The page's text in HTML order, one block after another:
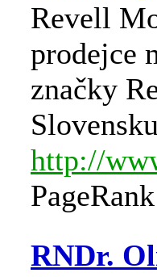
Revell
prodejce
značky
http://
RNDr.